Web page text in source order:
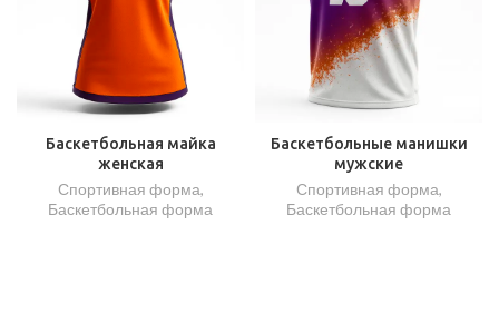
Баскетбольная майка
женская
Спортивная форма,
Баскетбольная форма
Баскетбольные манишки
мужские
Спортивная форма,
Баскетбольная форма